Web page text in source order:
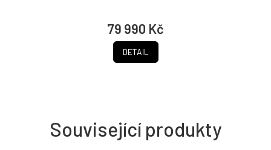
Související produkty
79 990 Kč
DETAIL